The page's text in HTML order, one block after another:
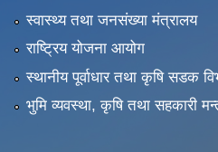
स्वास्थ्य तथा जनसंख्या मंत्रालय
राष्ट्रिय योजना आयोग
स्थानीय पूर्वाधार तथा कृषि सडक
भुमि व्यवस्था, कृषि तथा सहकारी